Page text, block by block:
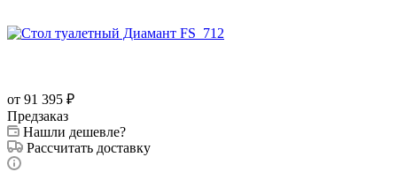
от 91 395 ₽
Предзаказ
Нашли дешевле?
Рассчитать доставку